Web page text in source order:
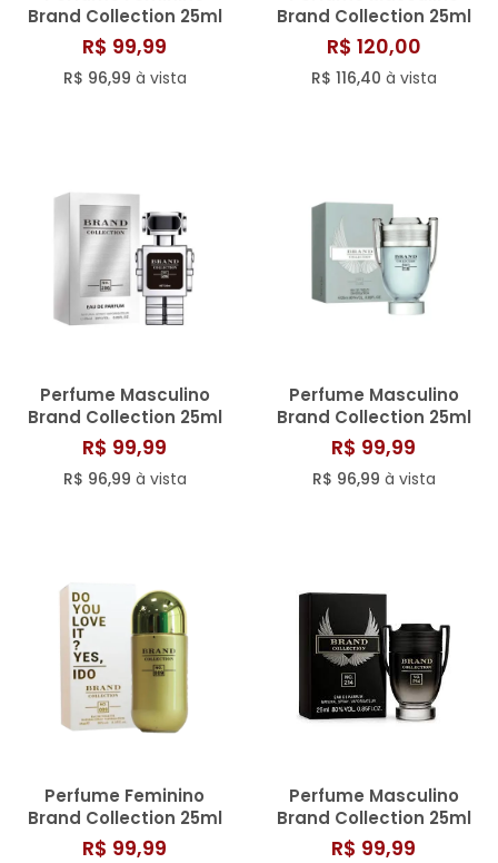
Brand Collection 25ml
N° 159/816
R$ 99,99
R$ 96,99 à vista
Brand Collection 25ml
N° 181/817
R$ 120,00
R$ 116,40 à vista
Perfume Masculino
Brand Collection 25ml
N° 296
R$ 99,99
R$ 96,99 à vista
Perfume Masculino
Brand Collection 25ml
N° 116/805
R$ 99,99
R$ 96,99 à vista
Perfume Feminino
Brand Collection 25ml
N° 009
R$ 99,99
Perfume Masculino
Brand Collection 25ml
N° 214/813
R$ 99,99